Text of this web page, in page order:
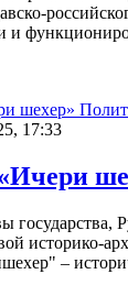
и
17:33
государства,
историко-
–